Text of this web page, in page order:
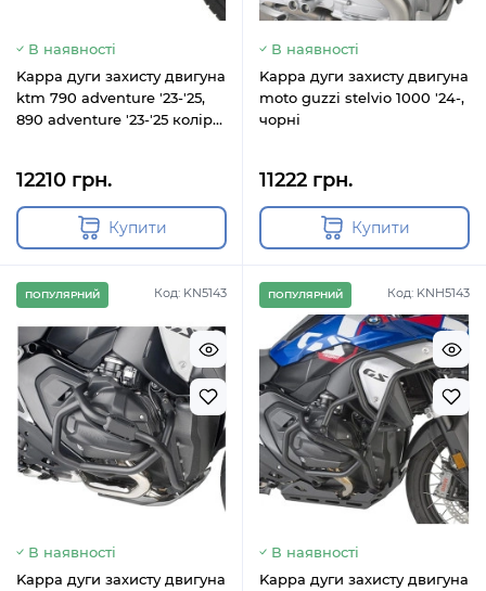
В наявності
Kappa дуги захисту двигуна
ktm 790 adventure '23-'25,
890 adventure '23-'25 колір
12210 грн.
Купити
В наявності
Kappa дуги захисту двигуна
moto guzzi stelvio 1000 '24-,
чорні
11222 грн.
Купити
Код: KN5143
ПОПУЛЯРНИЙ
В наявності
Kappa дуги захисту двигуна
Код: KNH5143
ПОПУЛЯРНИЙ
В наявності
Kappa дуги захисту двигуна